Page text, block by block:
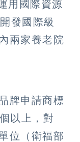
用國際資源
發國際級
兩家養老院
牌申請商標
以上，對
位（衛福部